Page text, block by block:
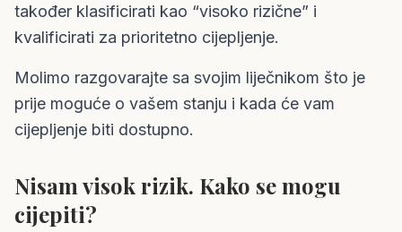
također klasificirati kao “visoko rizične” i
kvalificirati za prioritetno cijepljenje.
Molimo razgovarajte sa svojim liječnikom što je
prije moguće o vašem stanju i kada će vam
cijepljenje biti dostupno.
Nisam visok rizik. Kako se mogu
cijepiti?